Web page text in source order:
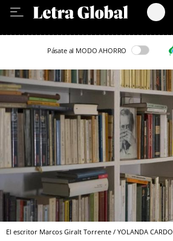
Pásate al MODO AHORRO
El escritor Marcos Giralt Torrente / YOLANDA CARDO